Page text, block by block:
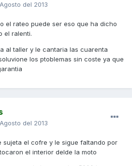
del 2013
el rateo puede ser eso que ha dicho
el ralenti.
al taller y le cantaria las cuarenta
los ptoblemas sin coste ya que
del 2013
sujeta el cofre y le sigue faltando por
el interior delde la moto